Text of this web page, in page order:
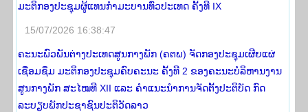
ມະຕິກອງປະຊຸມຜູ້ແທນກຳມະບານທົ່ວປະເທດ ຄັ້ງທີ IX
15/07/2026 16:38:47
ຄະນະພົວພັນຕ່າງປະເທດສູນກາງພັກ (ຄຕພ) ຈັດກອງປະຊຸມເຜີຍແຜ່
ເຊື່ອມຊຶມ ມະຕິກອງປະຊຸມຄົບຄະນະ ຄັ້ງທີ 2 ຂອງຄະນະບໍລິຫານງານ
ສູນກາງພັກ ສະໄໝທີ XII ແລະ ຄໍາແນະນໍາການຈັດຕັ້ງປະຕິບັດ ກົດ
ລະບຽບພັກປະຊາຊົນປະຕິວັດລາວ